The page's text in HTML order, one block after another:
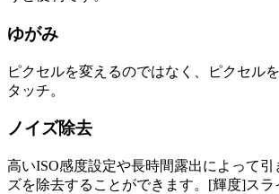
ゆがみ
ピクセルを変えるのではなく、ピクセル
タッチ。
ノイズ除去
高いISO感度設定や長時間露出によって引
ズを除去することができます。[輝度]ス